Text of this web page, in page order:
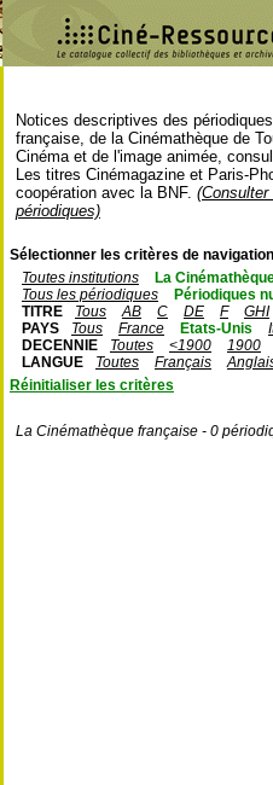
Notices descriptives des
française, de la Cinémathèque de
Cinéma et de l'image animée,
Les titres Cinémagazine et Paris-
coopération avec la BNF.
périodiques)
Sélectionner les critères de
Toutes institutions
La
Tous les périodiques
Périodiques
TITRE
Tous AB C DE F
GHI
PAYS
Tous France Etats-Unis
DECENNIE
Toutes <1900
1900
LANGUE
Toutes Français
Réinitialiser les critères
La Cinémathèque française - 0